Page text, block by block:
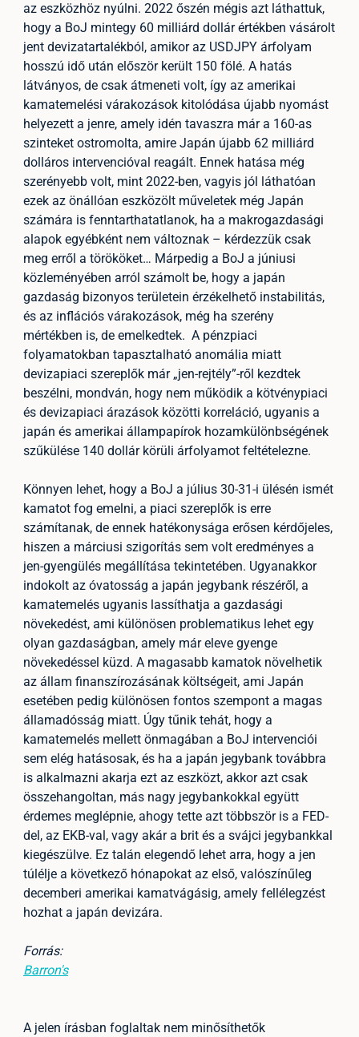
az eszközhöz nyúlni. 2022 őszén mégis azt láthattuk,
hogy a BoJ mintegy 60 milliárd dollár értékben vásárolt
jent devizatartalékból, amikor az USDJPY árfolyam
hosszú idő után először került 150 fölé. A hatás
látványos, de csak átmeneti volt, így az amerikai
kamatemelési várakozások kitolódása újabb nyomást
helyezett a jenre, amely idén tavaszra már a 160-as
szinteket ostromolta, amire Japán újabb 62 milliárd
dolláros intervencióval reagált. Ennek hatása még
szerényebb volt, mint 2022-ben, vagyis jól láthatóan
ezek az önállóan eszközölt műveletek még Japán
számára is fenntarthatatlanok, ha a makrogazdasági
alapok egyébként nem változnak – kérdezzük csak
meg erről a törököket… Márpedig a BoJ a júniusi
közleményében arról számolt be, hogy a japán
gazdaság bizonyos területein érzékelhető instabilitás,
és az inflációs várakozások, még ha szerény
mértékben is, de emelkedtek. A pénzpiaci
folyamatokban tapasztalható anomália miatt
devizapiaci szereplők már „jen-rejtély”-ről kezdtek
beszélni, mondván, hogy nem működik a kötvénypiaci
és devizapiaci árazások közötti korreláció, ugyanis a
japán és amerikai állampapírok hozamkülönbségének
szűkülése 140 dollár körüli árfolyamot feltételezne.
Könnyen lehet, hogy a BoJ a július 30-31-i ülésén ismét
kamatot fog emelni, a piaci szereplők is erre
számítanak, de ennek hatékonysága erősen kérdőjeles,
hiszen a márciusi szigorítás sem volt eredményes a
jen-gyengülés megállítása tekintetében. Ugyanakkor
indokolt az óvatosság a japán jegybank részéről, a
kamatemelés ugyanis lassíthatja a gazdasági
növekedést, ami különösen problematikus lehet egy
olyan gazdaságban, amely már eleve gyenge
növekedéssel küzd. A magasabb kamatok növelhetik
az állam finanszírozásának költségeit, ami Japán
esetében pedig különösen fontos szempont a magas
államadósság miatt. Úgy tűnik tehát, hogy a
kamatemelés mellett önmagában a BoJ intervenciói
sem elég hatásosak, és ha a japán jegybank továbbra
is alkalmazni akarja ezt az eszközt, akkor azt csak
összehangoltan, más nagy jegybankokkal együtt
érdemes meglépnie, ahogy tette azt többször is a FED-
del, az EKB-val, vagy akár a brit és a svájci jegybankkal
kiegészülve. Ez talán elegendő lehet arra, hogy a jen
túlélje a következő hónapokat az első, valószínűleg
decemberi amerikai kamatvágásig, amely fellélegzést
hozhat a japán devizára.
Forrás:
Barron's
A jelen írásban foglaltak nem minősíthetők